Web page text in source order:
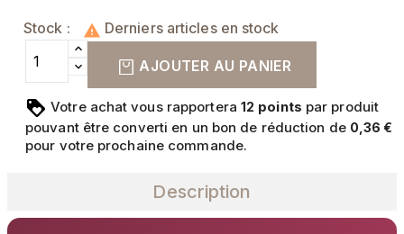
Stock :  Derniers articles en stock
AJOUTER AU PANIER
Votre achat vous rapportera 12 points par produit
pouvant être converti en un bon de réduction de 0,36 €
pour votre prochaine commande.
Description